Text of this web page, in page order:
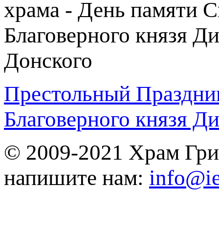
Престольный
Благоверного князя
© 2009-2021 Храм
напишите нам: